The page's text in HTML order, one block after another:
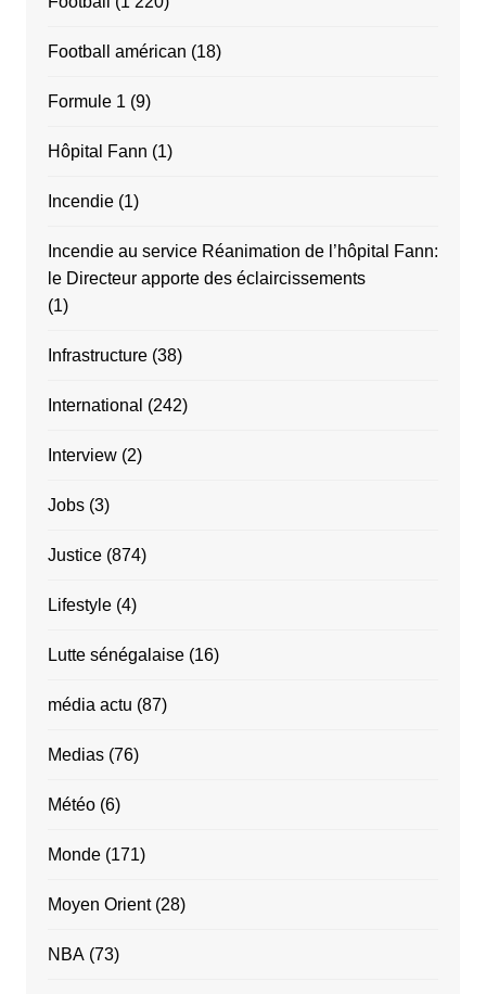
Football américan (18)
Formule 1 (9)
Hôpital Fann (1)
Incendie(1)
Incendie au service Réanimation de l’hôpital Fann:
le Directeur apporte des éclaircissements
(1)
Infrastructure(38)
International (242)
Interview(2)
Jobs(3)
Justice(874)
Lifestyle(4)
Lutte sénégalaise(16)
média actu (87)
Medias(76)
Météo(6)
Monde(171)
Moyen Orient(28)
NBA(73)